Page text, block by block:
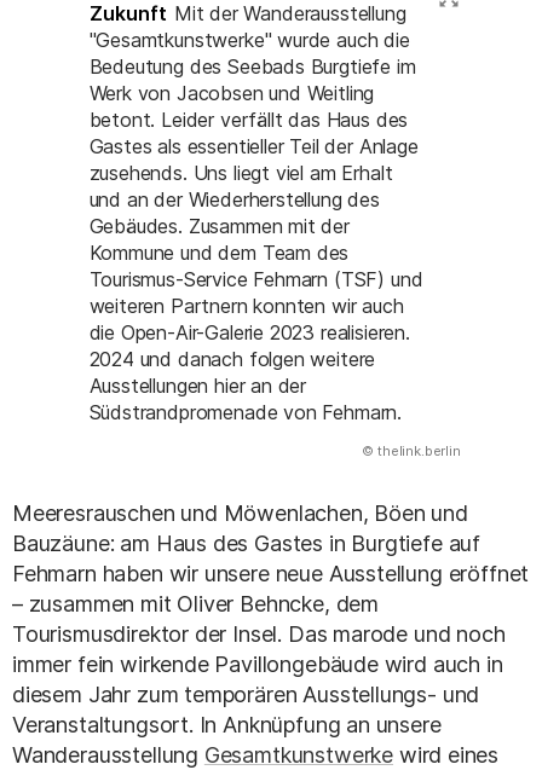
Zukunft Mit der Wanderausstellung
"Gesamtkunstwerke" wurde auch die
Bedeutung des Seebads Burgtiefe im
Werk von Jacobsen und Weitling
betont. Leider verfällt das Haus des
Gastes als essentieller Teil der Anlage
zusehends. Uns liegt viel am Erhalt
und an der Wiederherstellung des
Gebäudes. Zusammen mit der
Kommune und dem Team des
Tourismus-Service Fehmarn (TSF) und
weiteren Partnern konnten wir auch
die Open-Air-Galerie 2023 realisieren.
2024 und danach folgen weitere
Ausstellungen hier an der
Südstrandpromenade von Fehmarn.
© thelink.berlin
Meeresrauschen und Möwenlachen, Böen und
Bauzäune: am Haus des Gastes in Burgtiefe auf
Fehmarn haben wir unsere neue Ausstellung eröffnet
– zusammen mit Oliver Behncke, dem
Tourismusdirektor der Insel. Das marode und noch
immer fein wirkende Pavillongebäude wird auch in
diesem Jahr zum temporären Ausstellungs- und
Veranstaltungsort. In Anknüpfung an unsere
Wanderausstellung Gesamtkunstwerke wird eines